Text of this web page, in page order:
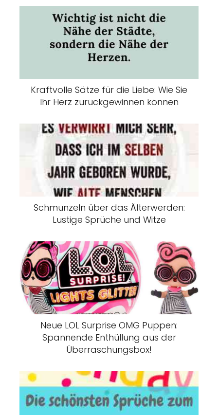
Kraftvolle Sätze für die Liebe: Wie Sie
Ihr Herz zurückgewinnen können
Schmunzeln über das Älterwerden:
Lustige Sprüche und Witze
Neue LOL Surprise OMG Puppen:
Spannende Enthüllung aus der
Überraschungsbox!